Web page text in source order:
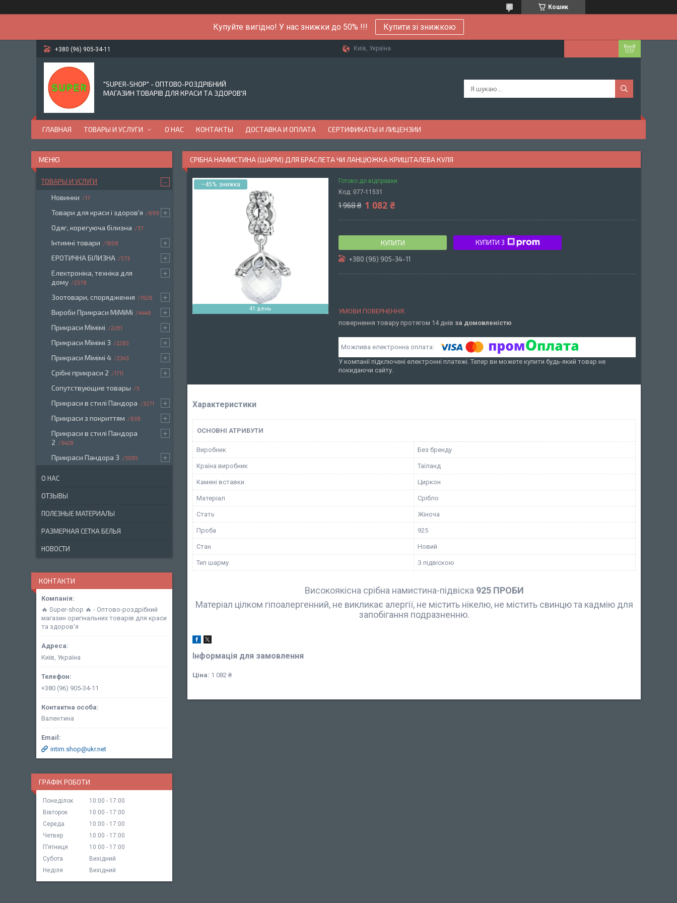
Кошик
Купуйте вигідно! У нас знижки до 50% !!! Купити зі знижкою
+380 (96) 905-34-11 Київ, Україна
"SUPER-SHOP" - ОПТОВО-РОЗДРІБНИЙ
МАГАЗИН ТОВАРІВ ДЛЯ КРАСИ ТА ЗДОРОВ'Я
ГЛАВНАЯ ТОВАРЫ И УСЛУГИ О НАС КОНТАКТЫ ДОСТАВКА И ОПЛАТА СЕРТИФИКАТЫ И ЛИЦЕНЗИИ
СРІБНА НАМИСТИНА (ШАРМ) ДЛЯ БРАСЛЕТА ЧИ ЛАНЦЮЖКА КРИШТАЛЕВА КУЛЯ
–45%
41 день
Готово до відправки
Код: 077-11531
1 968 ₴ 1 082 ₴
КУПИТИ КУПИТИ З
+380 (96) 905-34-11
повернення товару протягом 14 днів за домовленістю
У компанії підключені електронні платежі. Тепер ви можете купити будь-який товар не
покидаючи сайту.
Характеристики
ОСНОВНІ АТРИБУТИ
Виробник Без бренду
Країна виробник Таїланд
Камені вставки Циркон
Матеріал Срібло
Стать Жіноча
Проба 925
Стан Новий
Тип шарму З підвіскою
Високоякісна срібна намистина-підвіска 925 ПРОБИ
Матеріал цілком гіпоалергенний, не викликає алергії, не містить нікелю, не містить свинцю та кадмію для
запобігання подразненню.
Інформація для замовлення
Ціна: 1 082 ₴
ТОВАРЫ И УСЛУГИ
Новинки 17
Товари для краси і здоров'я 699
Одяг, корегуюча білизна 37
Інтимні товари 1808
ЕРОТИЧНА БІЛИЗНА 573
Електроніка, техніка для
дому
2378
Зоотовари, спорядження 1926
Вироби Прикраси МіМіМі 4446
Прикраси Мімімі 2261
Прикраси Мімімі 3 2283
Прикраси Мімімі 4 2343
Срібні прикраси 2 1711
Сопутствующие товары 5
Прикраси в стилі Пандора 3271
Прикраси з покриттям 638
Прикраси в стилі Пандора
2
3428
Прикраси Пандора 3 3085
О НАС
ОТЗЫВЫ
ПОЛЕЗНЫЕ МАТЕРИАЛЫ
РАЗМЕРНАЯ СЕТКА БЕЛЬЯ
НОВОСТИ
КОНТАКТИ
🔥 Super-shop 🔥 - Оптово-роздрібний
магазин оригінальних товарів для краси
та здоров'я
Київ, Україна
+380 (96) 905-34-11
Валентина
intim.shop@ukr.net
ГРАФІК РОБОТИ
Понеділок 10:00
17:00
Вівторок
10:00
17:00
Середа
10:00
17:00
Четвер
10:00
17:00
Пʼятниця
10:00
17:00
Субота
Вихідний
Неділя
Вихідний